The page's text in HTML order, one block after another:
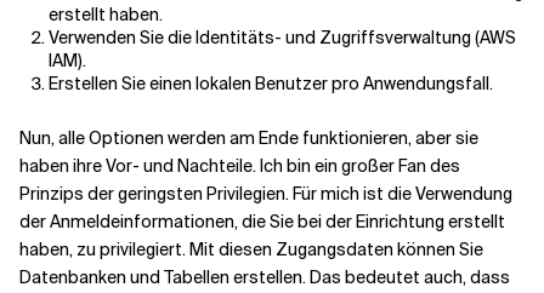
erstellt haben.
Verwenden Sie die Identitäts- und Zugriffsverwaltung (AWS
IAM).
Erstellen Sie einen lokalen Benutzer pro Anwendungsfall.
Nun, alle Optionen werden am Ende funktionieren, aber sie
haben ihre Vor- und Nachteile. Ich bin ein großer Fan des
Prinzips der geringsten Privilegien. Für mich ist die Verwendung
der Anmeldeinformationen, die Sie bei der Einrichtung erstellt
haben, zu privilegiert. Mit diesen Zugangsdaten können Sie
Datenbanken und Tabellen erstellen. Das bedeutet auch, dass